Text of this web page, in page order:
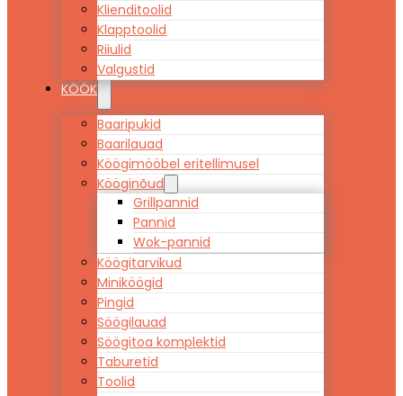
Klienditoolid
Klapptoolid
Riiulid
Valgustid
KÖÖK
Baaripukid
Baarilauad
Köögimööbel eritellimusel
Kööginõud
Grillpannid
Pannid
Wok-pannid
Köögitarvikud
Miniköögid
Pingid
Söögilauad
Söögitoa komplektid
Taburetid
Toolid